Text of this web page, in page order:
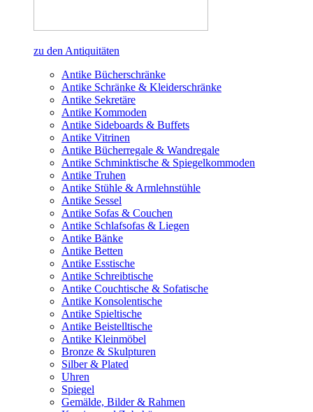
zu den Antiquitäten
Antike Bücherschränke
Antike Schränke & Kleiderschränke
Antike Sekretäre
Antike Kommoden
Antike Sideboards & Buffets
Antike Vitrinen
Antike Bücherregale & Wandregale
Antike Schminktische & Spiegelkommoden
Antike Truhen
Antike Stühle & Armlehnstühle
Antike Sessel
Antike Sofas & Couchen
Antike Schlafsofas & Liegen
Antike Bänke
Antike Betten
Antike Esstische
Antike Schreibtische
Antike Couchtische & Sofatische
Antike Konsolentische
Antike Spieltische
Antike Beistelltische
Antike Kleinmöbel
Bronze & Skulpturen
Silber & Plated
Uhren
Spiegel
Gemälde, Bilder & Rahmen